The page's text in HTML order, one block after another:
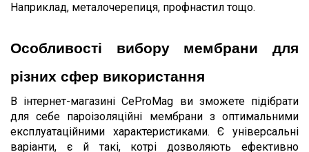
Наприклад, металочерепиця, профнастил тощо.
Особливості вибору мембрани для
різних сфер використання
В інтернет-магазині CeProMag ви зможете підібрати
для себе пароізоляційні мембрани з оптимальними
експлуатаційними характеристиками. Є універсальні
варіанти, є й такі, котрі дозволяють ефективно